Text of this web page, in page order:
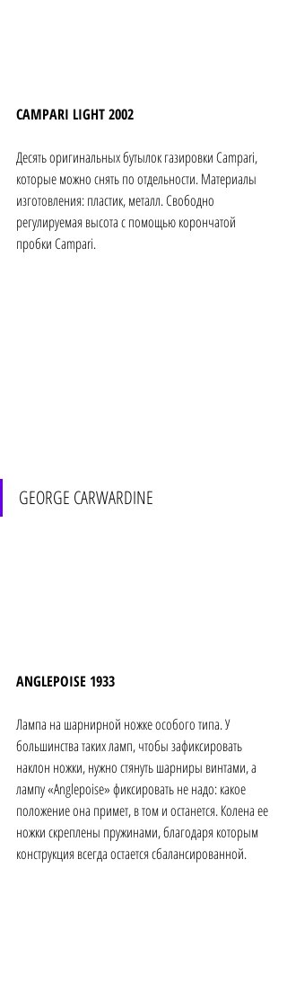
CAMPARI LIGHT 2002
Десять оригинальных бутылок газировки Campari,
которые можно снять по отдельности. Материалы
изготовления: пластик, металл. Свободно
регулируемая высота с помощью корончатой
пробки Campari.
GEORGE CARWARDINE
ANGLEPOISE 1933
Лампа на шарнирной ножке особого типа. У
большинства таких ламп, чтобы зафиксировать
наклон ножки, нужно стянуть шарниры винтами, а
лампу «Anglepoise» фиксировать не надо: какое
положение она примет, в том и останется. Колена ее
ножки скреплены пружинами, благодаря которым
конструкция всегда остается сбалансированной.